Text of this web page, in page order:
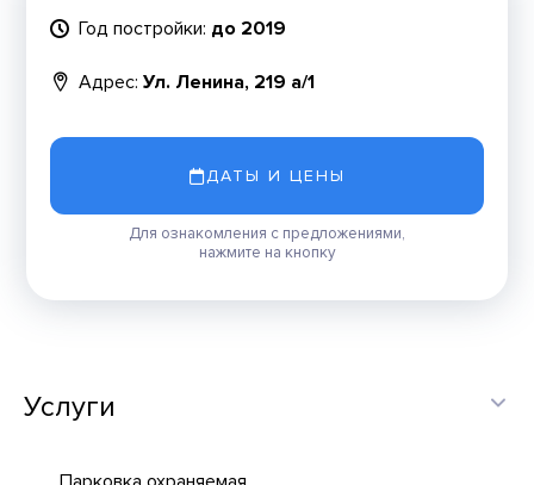
Год постройки: до 2019
Адрес: Ул. Ленина, 219 а/1
ДАТЫ И ЦЕНЫ
Для ознакомления с предложениями,
нажмите на кнопку
Услуги